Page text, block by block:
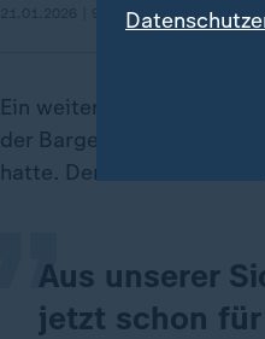
21.01.2026 | 9:06 min
Ein weiterer Kläger ist
der Bargeld, Schmuck
hatte. Der dritte
Aus unserer
jetzt schon
„